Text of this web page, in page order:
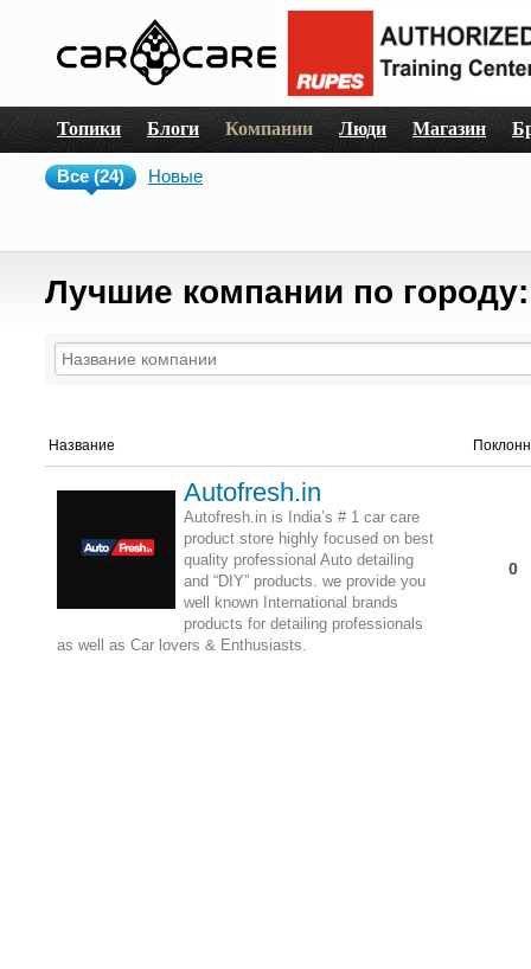
Топики Блоги Компании Люди Магазин
Все (24) Новые
Лучшие компании по
Название
Autofresh.in
Autofresh.in is India’s # 1 car care
product store highly focused on best
quality professional Auto detailing
and “DIY” products. we provide you
well known International brands
products for detailing professionals
as well as Car lovers & Enthusiasts.
0